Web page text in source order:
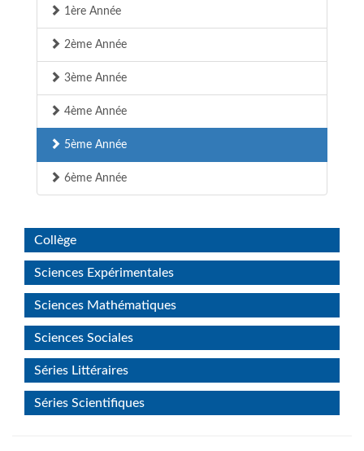
1ère Année
2ème Année
3ème Année
4ème Année
5ème Année
6ème Année
Collège
Sciences Expérimentales
Sciences Mathématiques
Sciences Sociales
Séries Littéraires
Séries Scientifiques